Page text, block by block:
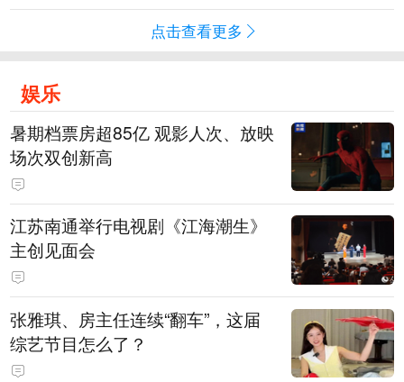
点击查看更多
娱乐
暑期档票房超85亿 观影人次、放映
场次双创新高
江苏南通举行电视剧《江海潮生》
主创见面会
张雅琪、房主任连续“翻车”，这届
综艺节目怎么了？